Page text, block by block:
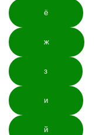
ё
ж
з
и
й